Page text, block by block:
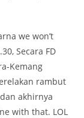
we won’t
Secara FD
Kemang
rambut
akhirnya
with that. LOL